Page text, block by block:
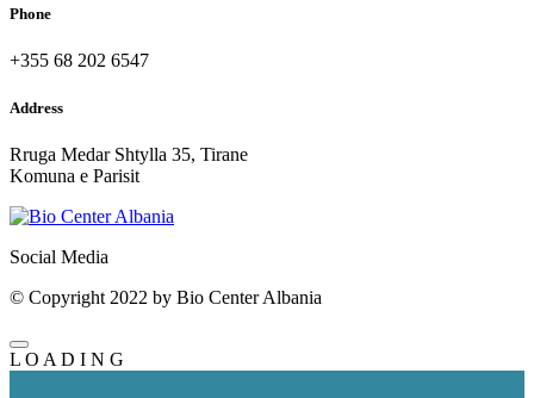
Phone
+355 68 202 6547
Address
Rruga Medar Shtylla 35, Tirane
Komuna e Parisit
Social Media
© Copyright 2022 by Bio Center Albania
L O A D I N G